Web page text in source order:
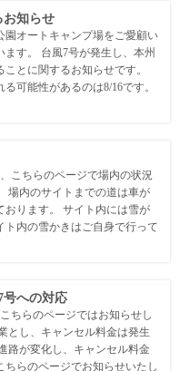
お知らせ
園オートキャンプ場をご愛顧い
す。 台風7号が発生し、本州
とに関するお知らせです。
可能性があるのは8/16です。
こちらのページで場内の状況
場内のサイトまでの道は車が
おります。 サイト内には雪が
ト内の雪かきはご自身で行って
号への対応
ちらのページではお知らせし
とし、キャンセル料金は発生
路が変化し、キャンセル料金
ちらのページでお知らせいたし